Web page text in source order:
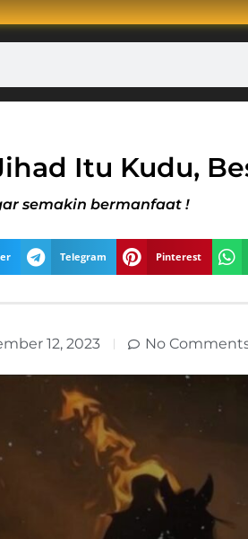
Itu Kudu,
semakin bermanfaat !
Telegram Pinterest
12, 2023 No